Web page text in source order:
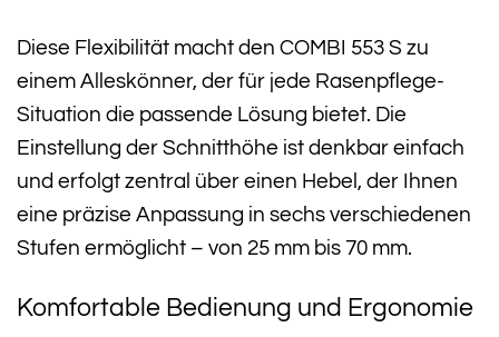
Diese Flexibilität macht den COMBI 553 S zu
einem Alleskönner, der für jede Rasenpflege-
Situation die passende Lösung bietet. Die
Einstellung der Schnitthöhe ist denkbar einfach
und erfolgt zentral über einen Hebel, der Ihnen
eine präzise Anpassung in sechs verschiedenen
Stufen ermöglicht – von 25 mm bis 70 mm.
Komfortable Bedienung und Ergonomie